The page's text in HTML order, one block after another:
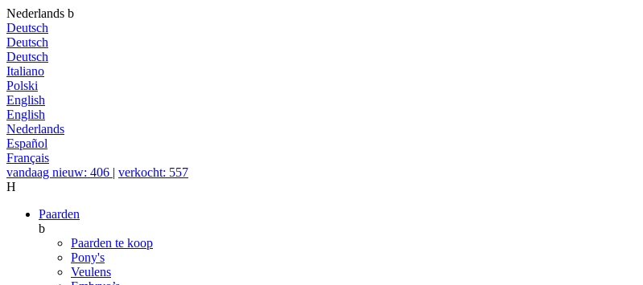
Nederlands b
Deutsch
Deutsch
Deutsch
Italiano
Polski
English
English
Nederlands
Español
Français
vandaag nieuw: 406 | verkocht: 557
H
Paarden
b
Paarden te koop
Pony's
Veulens